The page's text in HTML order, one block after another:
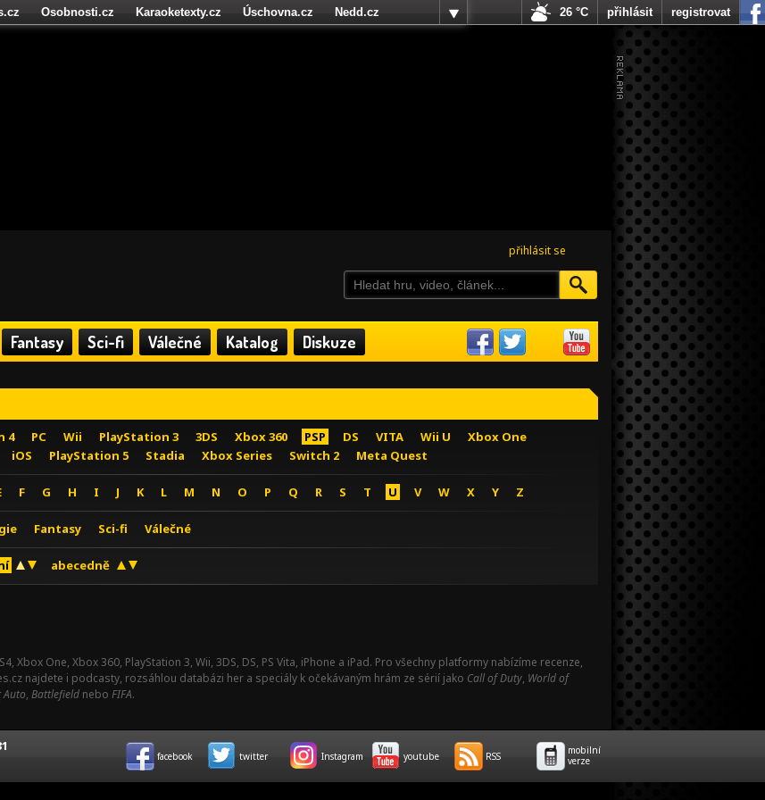
přihlásit se
Fantasy Sci-fi Válečné Katalog Diskuze
4 PC Wii PlayStation 3 3DS Xbox 360 PSP DS VITA Wii U
Xbox One
iOS PlayStation 5 Stadia Xbox Series Switch 2 Meta Quest
F G H I J K L M N O P Q R S T U V W X Y Z
Fantasy Sci-fi Válečné
abecedně
Xbox One, Xbox 360, PlayStation 3, Wii, 3DS, DS, PS Vita, iPhone a iPad. Pro všechny platformy nabízíme recenze,
najdete i podcasty, rozsáhlou databázi her a speciály k očekávaným hrám ze sérií jako Call of Duty, World of
Auto, Battlefield nebo FIFA.
Osobnosti.cz Karaoketexty.cz Úschovna.cz
Nedd.cz
26 °C přihlásit registrovat
facebook twitter Instagram youtube RSS
mobilní
verze